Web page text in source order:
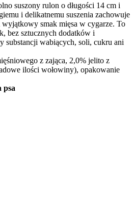
suszony rulon o długości 14 cm i
i delikatnemu suszenia zachowuje
smak mięsa w cygarze. To
bez sztucznych dodatków i
substancji wabiących, soli, cukru ani
z zająca, 2,0% jelito z
ilości wołowiny), opakowanie
psa